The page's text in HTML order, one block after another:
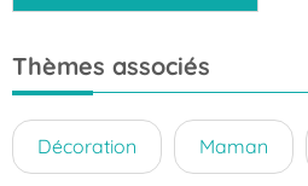
Thèmes associés
Décoration Maman